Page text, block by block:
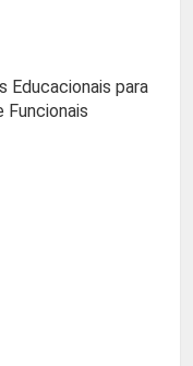
Educacionais para
Funcionais